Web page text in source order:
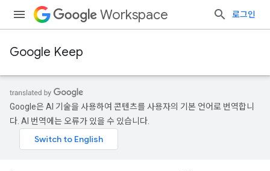
Workspace 로그인
Google Keep
Google은 AI 기술을 사용하여 콘텐츠를 사용자의 기본 언어로 번역합니
다. AI 번역에는 오류가 있을 수 있습니다.